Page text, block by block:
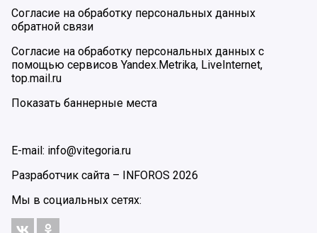
Согласие на обработку персональных данных
обратной связи
Согласие на обработку персональных данных с
помощью сервисов Yandex.Metrika, LiveInternet,
top.mail.ru
Показать баннерные места
E-mail: info@vitegoria.ru
Разработчик сайта – INFOROS 2026
Мы в социальных сетях: